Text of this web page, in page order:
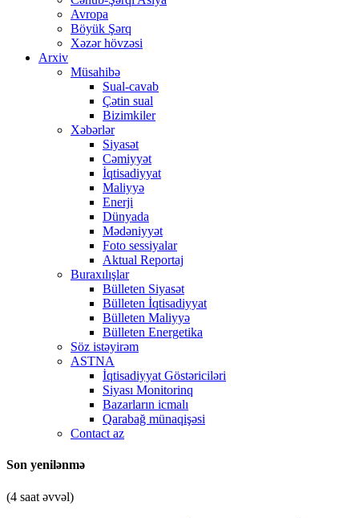
Avropa
Böyük Şərq
Xəzər hövzəsi
Arxiv
Müsahibə
Sual-cavab
Çətin sual
Bizimkiler
Xəbərlər
Siyasət
Cəmiyyət
İqtisadiyyat
Maliyyə
Enerji
Dünyada
Mədəniyyət
Foto sessiyalar
Aktual Reportaj
Buraxılışlar
Bülleten Siyasət
Bülleten İqtisadiyyat
Bülleten Maliyyə
Bülleten Energetika
Söz istəyirəm
ASTNA
İqtisadiyyat Göstəriciləri
Siyası Monitorinq
Bazarların icmalı
Qarabağ münaqişəsi
Contact az
Son yenilənmə
(4 saat əvvəl)